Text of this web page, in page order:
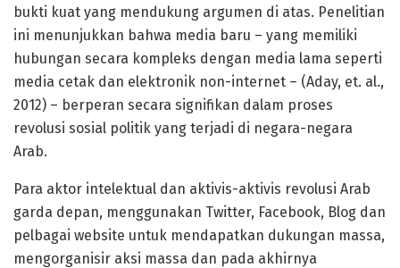
bukti kuat yang mendukung argumen di atas. Penelitian
ini menunjukkan bahwa media baru – yang memiliki
hubungan secara kompleks dengan media lama seperti
media cetak dan elektronik non-internet – (Aday, et. al.,
2012) – berperan secara signifikan dalam proses
revolusi sosial politik yang terjadi di negara-negara
Arab.
Para aktor intelektual dan aktivis-aktivis revolusi Arab
garda depan, menggunakan Twitter, Facebook, Blog dan
pelbagai website untuk mendapatkan dukungan massa,
mengorganisir aksi massa dan pada akhirnya